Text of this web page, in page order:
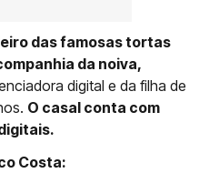
das famosas tortas
da noiva,
digital e da filha de
O casal conta com
Costa: